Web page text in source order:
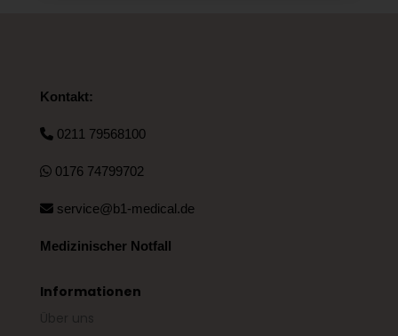
Kontakt:
0211 79568100
0176 74799702
service@b1-medical.de
Medizinischer Notfall
Informationen